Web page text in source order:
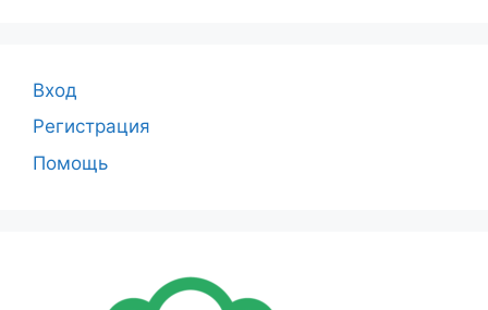
Вход
Регистрация
Помощь